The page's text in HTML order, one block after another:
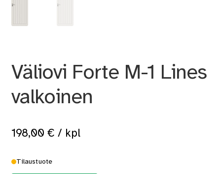
Väliovi Forte M-1 Lines
valkoinen
198,00 € / kpl
Tilaustuote